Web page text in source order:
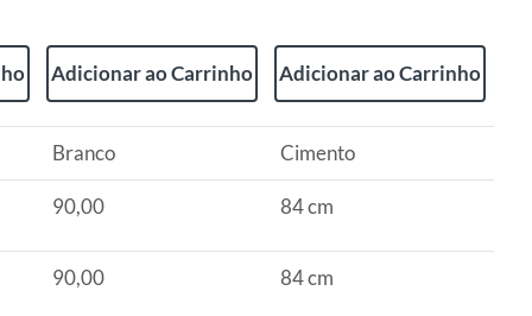
Adicionar ao Carrinho Adicionar ao Carrinho
Branco Cimento
90,00 84 cm
90,00 84 cm